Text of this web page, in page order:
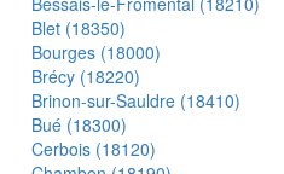
Blet (18350)
Bourges (18000)
Brécy (18220)
Brinon-sur-Sauldre (18410)
Bué (18300)
Cerbois (18120)